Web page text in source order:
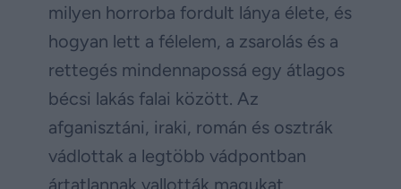
milyen horrorba fordult lánya élete, és
hogyan lett a félelem, a zsarolás és a
rettegés mindennapossá egy átlagos
bécsi lakás falai között. Az
afganisztáni, iraki, román és osztrák
vádlottak a legtöbb vádpontban
ártatlannak vallották magukat.